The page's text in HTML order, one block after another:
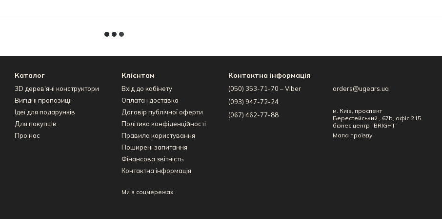
Каталог
3D дерев'яні конструктори
Вигідні пропозиції
Ідеї для подарунків
Для покупців
Про нас
Клієнтам
Вхід до кабінету
Оплата і доставка
Договір публічної оферти
Політика конфіденційності
Правила користування
Поширені запитання
Фінансова звітність
Контактна інформація
Ми в соцмережах
Контактна інформація
(050) 353-71-70 – Viber
(093) 947-72-24
(067) 462-77-88
orders@ugears.ua
м. Київ, проспект
Берестейський , 67b, офіс 215
бізнес центр “BRIGHT”
Мапа проїзду